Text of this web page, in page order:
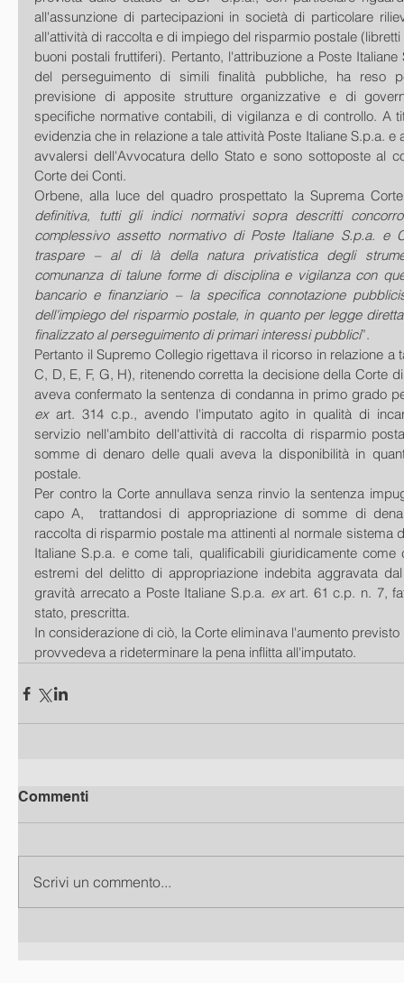
all'assunzione di partecipazioni in società di particolare
all'attività di raccolta e di impiego del risparmio postale
buoni postali fruttiferi). Pertanto, l'attribuzione a Poste
del perseguimento di simili finalità pubbliche, ha reso
previsione di apposite strutture organizzative e di
specifiche normative contabili, di vigilanza e di controllo. A
evidenzia che in relazione a tale attività Poste Italiane S.p.a. e
avvalersi dell'Avvocatura dello Stato e sono sottoposte al
Corte dei Conti.
Orbene, alla luce del quadro prospettato la Suprema
definitiva, tutti gli indici normativi sopra descritti
complessivo assetto normativo di Poste Italiane S.p.a. e
traspare – al di là della natura privatistica degli
comunanza di talune forme di disciplina e vigilanza con
bancario e finanziario – la specifica connotazione
dell'impiego del risparmio postale, in quanto per legge
finalizzato al perseguimento di primari interessi pubblici”.
Pertanto il Supremo Collegio rigettava il ricorso in relazione a
C, D, E, F, G, H), ritenendo corretta la decisione della Corte
ex art. 314 c.p., avendo l'imputato agito in qualità di
servizio nell'ambito dell'attività di raccolta di risparmio
somme di denaro delle quali aveva la disponibilità in
postale.
Per contro la Corte annullava senza rinvio la sentenza
capo A,  trattandosi di appropriazione di somme di
raccolta di risparmio postale ma attinenti al normale sistema
Italiane S.p.a. e come tali, qualificabili giuridicamente come
estremi del delitto di appropriazione indebita aggravata
gravità arrecato a Poste Italiane S.p.a. ex art. 61 c.p. n. 7,
stato, prescritta.
In considerazione di ciò, la Corte eliminava l'aumento
provvedeva a rideterminare la pena inflitta all'imputato.
Commenti
Scrivi un commento...